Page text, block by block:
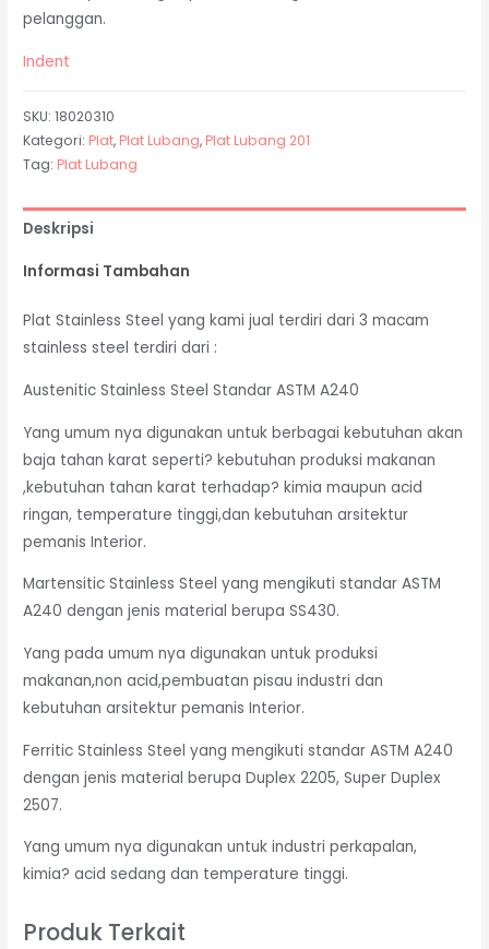
pelanggan.
Indent
SKU:18020310
Kategori: Plat, Plat Lubang, Plat Lubang 201
Tag: Plat Lubang
Deskripsi
Informasi Tambahan
Plat Stainless Steel yang kami jual terdiri dari 3 macam
stainless steel terdiri dari :
Austenitic Stainless Steel Standar ASTM A240
Yang umum nya digunakan untuk berbagai kebutuhan akan
baja tahan karat seperti? kebutuhan produksi makanan
,kebutuhan tahan karat terhadap? kimia maupun acid
ringan, temperature tinggi,dan kebutuhan arsitektur
pemanis Interior.
Martensitic Stainless Steel yang mengikuti standar ASTM
A240 dengan jenis material berupa SS430.
Yang pada umum nya digunakan untuk produksi
makanan,non acid,pembuatan pisau industri dan
kebutuhan arsitektur pemanis Interior.
Ferritic Stainless Steel yang mengikuti standar ASTM A240
dengan jenis material berupa Duplex 2205, Super Duplex
2507.
Yang umum nya digunakan untuk industri perkapalan,
kimia? acid sedang dan temperature tinggi.
Produk Terkait